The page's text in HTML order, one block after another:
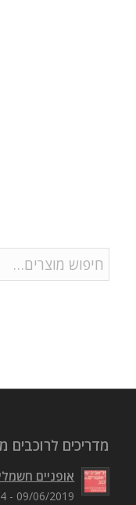
מדריכים לרוכבים
אופניים
09/06/2019 - 17:54